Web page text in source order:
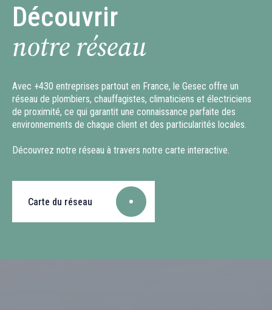
Découvrir
notre réseau
Avec +430 entreprises partout en France, le Gesec offre un
réseau de plombiers, chauffagistes, climaticiens et électriciens
de proximité, ce qui garantit une connaissance parfaite des
environnements de chaque client et des particularités locales.
Découvrez notre réseau à travers notre carte interactive.
Carte du réseau